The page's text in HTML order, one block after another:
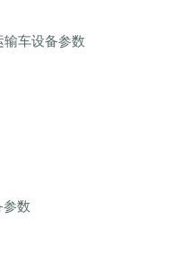
车设备参数
数